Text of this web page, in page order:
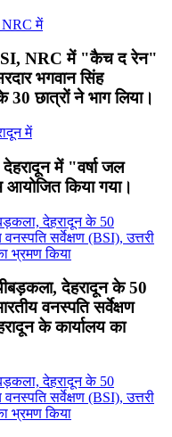
NRC में "कैच द रेन"
भगवान सिंह
30 छात्रों ने भाग लिया।
में "वर्षा जल
किया गया।
देहरादून के 50
वनस्पति सर्वेक्षण
के कार्यालय का